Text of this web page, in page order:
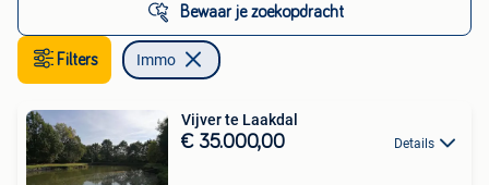
Bewaar je zoekopdracht
Filters Immo
Vijver te Laakdal
€ 35.000,00 Details